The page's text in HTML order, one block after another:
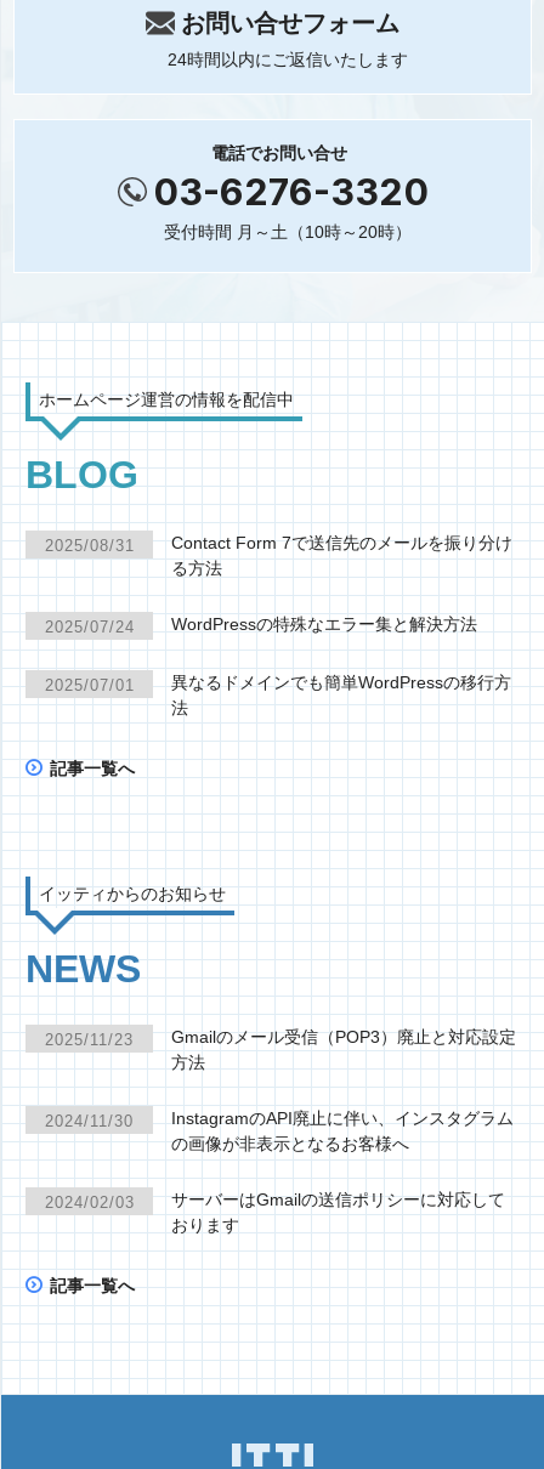
お問い合せフォーム
24時間以内にご返信いたします
電話でお問い合せ
03-6276-3320
受付時間 月～土（10時～20時）
ホームページ運営の情報を配信中
BLOG
2025/08/31
Contact Form 7で送信先のメールを振り分け
る方法
2025/07/24 WordPressの特殊なエラー集と解決方法
2025/07/01
異なるドメインでも簡単WordPressの移行方
法
記事一覧へ
イッティからのお知らせ
NEWS
2025/11/23
Gmailのメール受信（POP3）廃止と対応設定
方法
2024/11/30
InstagramのAPI廃止に伴い、インスタグラム
の画像が非表示となるお客様へ
2024/02/03
サーバーはGmailの送信ポリシーに対応して
おります
記事一覧へ